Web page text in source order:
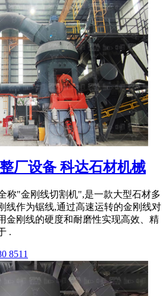
厂设备 科达石材机械
称"金刚线切割机",是一款大型石材多
线作为锯线,通过高速运转的金刚线对
金刚线的硬度和耐磨性实现高效、精
.
8511